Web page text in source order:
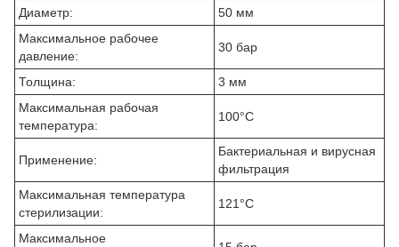
Диаметр:
50 мм
Максимальное рабочее
давление:
30 бар
Толщина:
3 мм
Максимальная рабочая
температура:
100°С
Применение:
Бактериальная и вирусная
фильтрация
Максимальная температура
стерилизации:
121°C
Максимальное